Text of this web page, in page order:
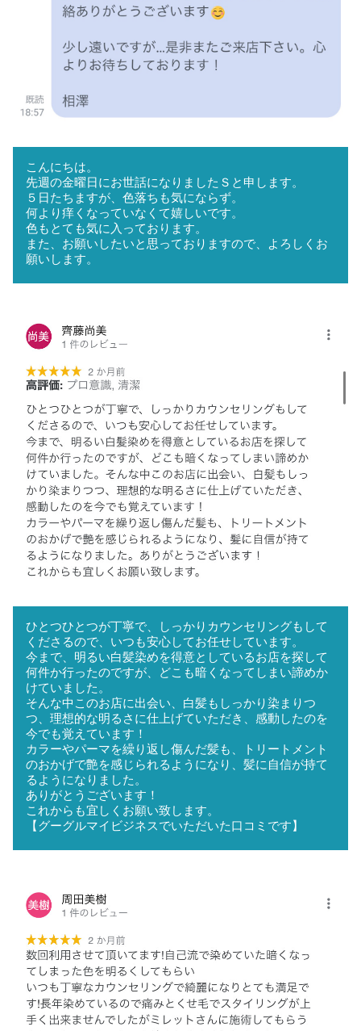
こんにちは。
先週の金曜日にお世話になりましたＳと申します。
５日たちますが、色落ちも気にならず。
何より痒くなっていなくて嬉しいです。
色もとても気に入っております。
また、お願いしたいと思っておりますので、よろしくお
願いします。
ひとつひとつが丁寧で、しっかりカウンセリングもして
くださるので、いつも安心してお任せしています。
今まで、明るい白髪染めを得意としているお店を探して
何件か行ったのですが、どこも暗くなってしまい諦めか
けていました。
そんな中このお店に出会い、白髪もしっかり染まりつ
つ、理想的な明るさに仕上げていただき、感動したのを
今でも覚えています！
カラーやパーマを繰り返し傷んだ髪も、トリートメント
のおかげで艶を感じられるようになり、髪に自信が持て
るようになりました。
ありがとうございます！
これからも宜しくお願い致します。
【グーグルマイビジネスでいただいた口コミです】